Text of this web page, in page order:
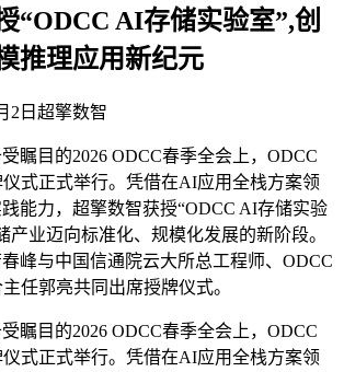
“ODCC AI存储实验室”,创
推理应用新纪元
2日 超擎数智
瞩目的2026 ODCC春季全会上，ODCC
式正式举行。凭借在AI应用全栈方案领
能力，超擎数智获授“ODCC AI存储实验
产业迈向标准化、规模化发展的新阶段。
峰与中国信通院云大所总工程师、ODCC
任郭亮共同出席授牌仪式。
瞩目的2026 ODCC春季全会上，ODCC
式正式举行。凭借在AI应用全栈方案领